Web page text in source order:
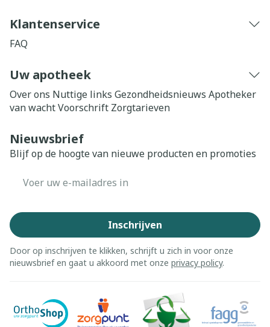
Klantenservice
FAQ
Uw apotheek
Over ons Nuttige links Gezondheidsnieuws Apotheker
van wachtVoorschrift Zorgtarieven
Nieuwsbrief
Blijf op de hoogte van nieuwe producten en promoties
Inschrijven
Door op inschrijven te klikken, schrijft u zich in voor onze
nieuwsbrief en gaat u akkoord met onze privacy policy.